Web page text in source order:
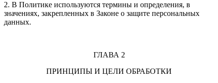
2. В Политике используются термины и определения, в
значениях, закрепленных в Законе о защите персональных
данных.
ГЛАВА 2
ПРИНЦИПЫ И ЦЕЛИ ОБРАБОТКИ